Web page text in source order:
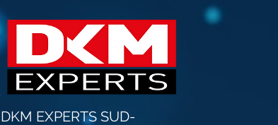
DKM EXPERTS SUD-